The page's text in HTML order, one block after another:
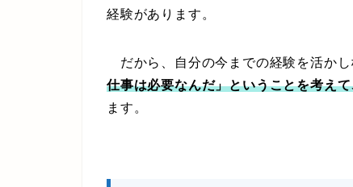
経験があります。
だから、自分の今までの経験を活かし
仕事は必要なんだ」ということを考え
ます。